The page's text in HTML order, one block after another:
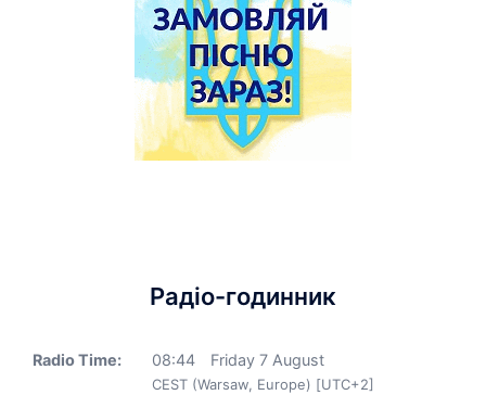
Радіо-годинник
Radio Time: 08:44 Friday 7 August
CEST (Warsaw, Europe) [UTC+2]